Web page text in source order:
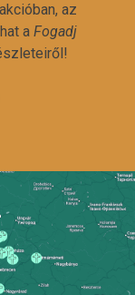
az
a Fogadj